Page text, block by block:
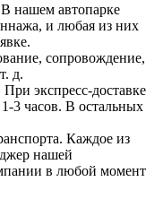
нашем автопарке
и любая из них
сопровождение,
д.
экспресс-доставке
3 часов. В остальных
Каждое из
нашей
в любой момент